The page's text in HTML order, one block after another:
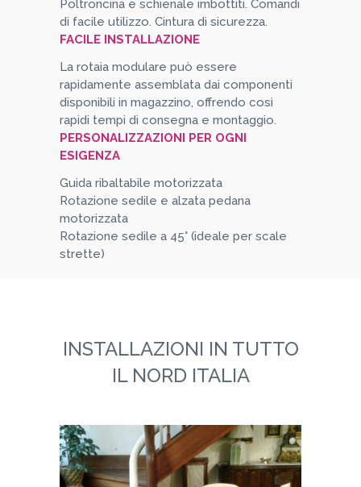
Poltroncina e schienale imbottiti. Comandi
di facile utilizzo. Cintura di sicurezza.
FACILE INSTALLAZIONE
La rotaia modulare può essere
rapidamente assemblata dai componenti
disponibili in magazzino, offrendo così
rapidi tempi di consegna e montaggio.
PERSONALIZZAZIONI PER OGNI
ESIGENZA
Guida ribaltabile motorizzata
Rotazione sedile e alzata pedana
motorizzata
Rotazione sedile a 45° (ideale per scale
strette)
INSTALLAZIONI IN TUTTO
IL NORD ITALIA